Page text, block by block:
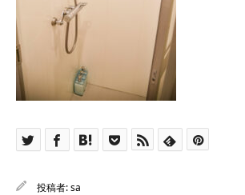
投稿者:sa